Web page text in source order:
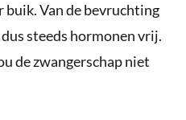
buik. Van de bevruchting
steeds hormonen vrij.
de zwangerschap niet